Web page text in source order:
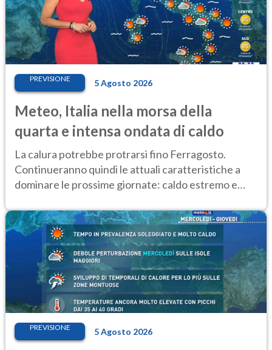
PREVISIONE 5 Agosto 2026
Meteo, Italia nella morsa della
quarta e intensa ondata di caldo
La calura potrebbe protrarsi fino Ferragosto.
Continueranno quindi le attuali caratteristiche a
dominare le prossime giornate: caldo estremo e
PREVISIONE 5 Agosto 2026